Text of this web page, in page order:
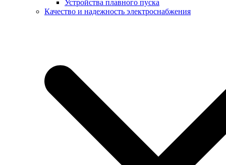
Устройства плавного пуска
Качество и надежность электроснабжения